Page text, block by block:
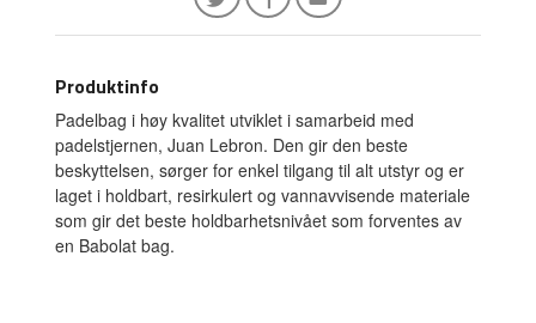
Produktinfo
Padelbag i høy kvalitet utviklet i samarbeid med
padelstjernen, Juan Lebron. Den gir den beste
beskyttelsen, sørger for enkel tilgang til alt utstyr og er
laget i holdbart, resirkulert og vannavvisende materiale
som gir det beste holdbarhetsnivået som forventes av
en Babolat bag.